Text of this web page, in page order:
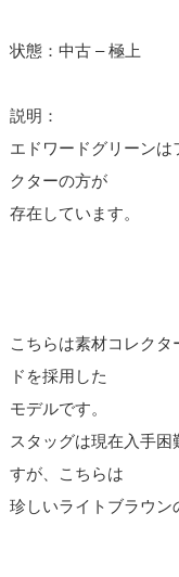
状態：中古 – 極上
説明：
エドワードグリーン
クターの方が
存在しています。
こちらは素材コレク
ドを採用した
モデルです。
スタッグは現在入手
すが、こちらは
珍しいライトブラウン